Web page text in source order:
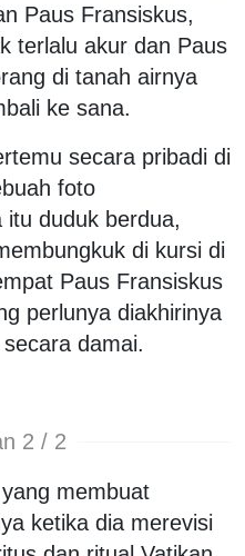
Paus Fransiskus,
terlalu akur dan Paus
di tanah airnya
ke sana.
secara pribadi di
foto
itu duduk berdua,
di kursi di
Paus Fransiskus
perlunya diakhirinya
damai.
2 / 2
membuat
ketika dia merevisi